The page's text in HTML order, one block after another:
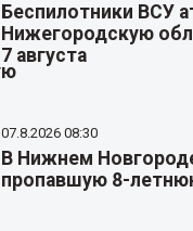
Беспилотники ВСУ
Нижегородскую
7 августа
07.8.2026 08:30
В Нижнем
пропавшую 8-